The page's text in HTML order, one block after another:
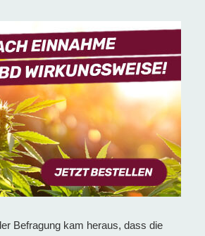
Befragung kam heraus, dass die